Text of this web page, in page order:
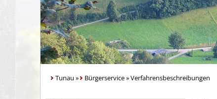
Tunau » Bürgerservice»Verfahrensbeschreibungen